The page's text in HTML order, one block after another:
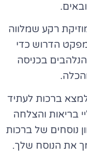
רקע שמלווה
הדרוש כדי
בכניסה
ברכות לעתיד
בריאות והצלחה
נוסחים של ברכות
את הנוסח שלך.